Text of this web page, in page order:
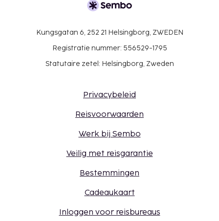
Kungsgatan 6, 252 21 Helsingborg, ZWEDEN
Registratie nummer: 556529-1795
Statutaire zetel: Helsingborg, Zweden
Privacybeleid
Reisvoorwaarden
Werk bij Sembo
Veilig met reisgarantie
Bestemmingen
Cadeaukaart
Inloggen voor reisbureaus